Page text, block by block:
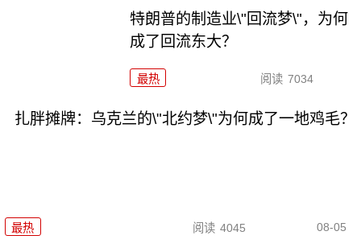
特朗普的制造业\"回流梦\"，为何
成了回流东大？
最热 阅读 7034
扎胖摊牌：乌克兰的\"北约梦\"为何成了一地鸡毛？
最热 阅读 4045 08-05